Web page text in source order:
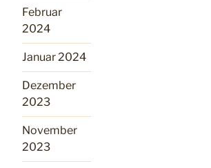
Februar
2024
Januar 2024
Dezember
2023
November
2023